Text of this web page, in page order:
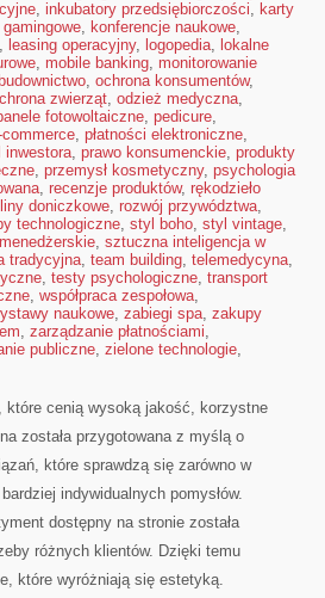
, inkubatory przedsiębiorczości, karty
, konferencje naukowe,
, leasing operacyjny, logopedia, lokalne
, mobile banking, monitorowanie
, ochrona konsumentów,
zwierząt, odzież medyczna,
fotowoltaiczne, pedicure,
, płatności elektroniczne,
inwestora, prawo konsumenckie, produkty
, przemysł kosmetyczny, psychologia
, recenzje produktów, rękodzieło
doniczkowe, rozwój przywództwa,
technologiczne, styl boho, styl vintage,
, sztuczna inteligencja w
tradycyjna, team building, telemedycyna,
, testy psychologiczne, transport
, współpraca zespołowa,
naukowe, zabiegi spa, zakupy
, zarządzanie płatnościami,
publiczne, zielone technologie,
które cenią wysoką jakość, korzystne
została przygotowana z myślą o
które sprawdzą się zarówno w
indywidualnych pomysłów.
dostępny na stronie została
różnych klientów. Dzięki temu
które wyróżniają się estetyką.